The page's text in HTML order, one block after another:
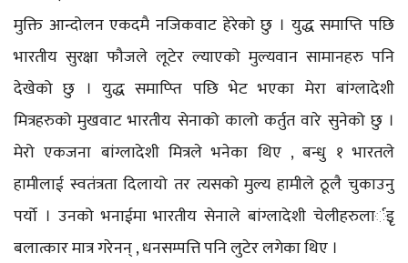
मुक्ति आन्दोलन एकदमै नजिकवाट हेरेको छु । युद्ध समाप्ति पछि
भारतीय सुरक्षा फौजले लूटेर ल्याएको मुल्यवान सामानहरु पनि
देखेको छु । युद्ध समाप्प्ति पछि भेट भएका मेरा बांग्लादेशी
मित्रहरुको मुखवाट भारतीय सेनाको कालो कर्तुत वारे सुनेको छु ।
मेरो एकजना बांग्लादेशी मित्रले भनेका थिए , बन्धु १ भारतले
हामीलाई स्वतंत्रता दिलायो तर त्यसको मुल्य हामीले ठूलै चुकाउनु
पर्यो । उनको भनाईमा भारतीय सेनाले बांग्लादेशी चेलीहरुलार्इृ
बलात्कार मात्र गरेनन् , धनसम्पत्ति पनि लुटेर लगेका थिए ।